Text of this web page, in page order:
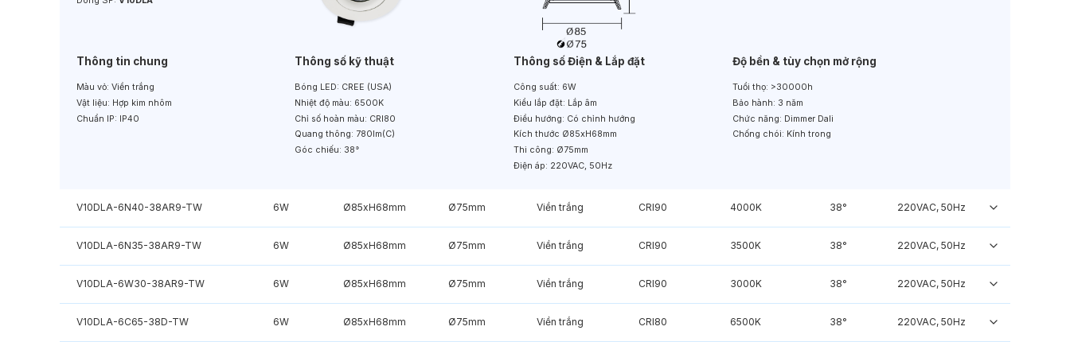
Thông tin chung
Màu vỏ: Viền trắng
Vật liệu: Hợp kim nhôm
Chuẩn IP: IP40
Thông số kỹ thuật
Bóng LED: CREE (USA)
Nhiệt độ màu: 6500K
Chỉ số hoàn màu: CRI80
Quang thông: 780lm(C)
Góc chiếu: 38°
Thông số Điện & Lắp đặt
Công suất: 6W
Kiểu lắp đặt: Lắp âm
Điều hướng: Có chỉnh hướng
Kích thước Ø85xH68mm
Thi công: Ø75mm
Điện áp: 220VAC, 50Hz
Độ bền & tùy chọn mở rộng
Tuổi thọ: >30000h
Bảo hành: 3 năm
Chức năng: Dimmer Dali
Chống chói: Kính trong
V10DLA-6N40-38AR9-TW 6W Ø85xH68mm Ø75mm Viền trắng CRI90 4000K 38° 220VAC, 50Hz
V10DLA-6N35-38AR9-TW 6W Ø85xH68mm Ø75mm Viền trắng CRI90 3500K 38° 220VAC, 50Hz
V10DLA-6W30-38AR9-TW 6W Ø85xH68mm Ø75mm Viền trắng CRI90 3000K 38° 220VAC, 50Hz
V10DLA-6C65-38D-TW 6W Ø85xH68mm Ø75mm Viền trắng CRI80 6500K 38° 220VAC, 50Hz